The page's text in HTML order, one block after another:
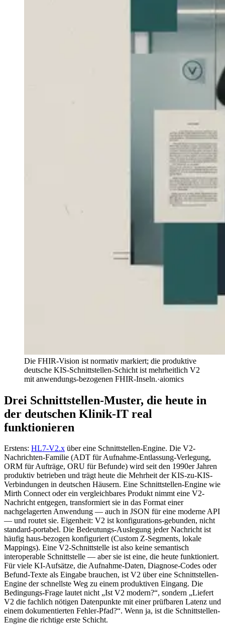
Die FHIR-Vision ist normativ markiert; die produktive
deutsche KIS-Schnittstellen-Schicht ist mehrheitlich V2
mit anwendungs-bezogenen FHIR-Inseln.·aiomics
Drei Schnittstellen-Muster, die heute in
der deutschen Klinik-IT real
funktionieren
Erstens: HL7-V2.x über eine Schnittstellen-Engine. Die V2-
Nachrichten-Familie (ADT für Aufnahme-Entlassung-Verlegung,
ORM für Aufträge, ORU für Befunde) wird seit den 1990er Jahren
produktiv betrieben und trägt heute die Mehrheit der KIS-zu-KIS-
Verbindungen in deutschen Häusern. Eine Schnittstellen-Engine wie
Mirth Connect oder ein vergleichbares Produkt nimmt eine V2-
Nachricht entgegen, transformiert sie in das Format einer
nachgelagerten Anwendung — auch in JSON für eine moderne API
— und routet sie. Eigenheit: V2 ist konfigurations-gebunden, nicht
standard-portabel. Die Bedeutungs-Auslegung jeder Nachricht ist
häufig haus-bezogen konfiguriert (Custom Z-Segments, lokale
Mappings). Eine V2-Schnittstelle ist also keine semantisch
interoperable Schnittstelle — aber sie ist eine, die heute funktioniert.
Für viele KI-Aufsätze, die Aufnahme-Daten, Diagnose-Codes oder
Befund-Texte als Eingabe brauchen, ist V2 über eine Schnittstellen-
Engine der schnellste Weg zu einem produktiven Eingang. Die
Bedingungs-Frage lautet nicht „Ist V2 modern?“, sondern „Liefert
V2 die fachlich nötigen Datenpunkte mit einer prüfbaren Latenz und
einem dokumentierten Fehler-Pfad?“. Wenn ja, ist die Schnittstellen-
Engine die richtige erste Schicht.